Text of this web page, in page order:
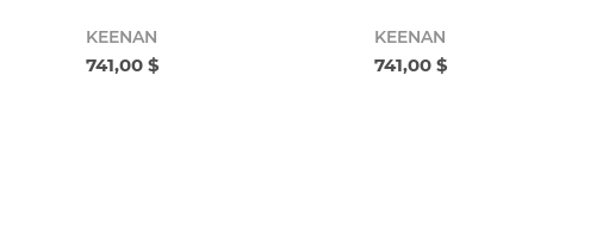
KEENAN
741,00 $
KEENAN
741,00 $